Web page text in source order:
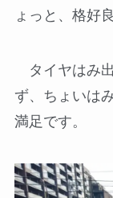
ょっと、格好
タイヤはみ
ず、ちょいは
満足です。